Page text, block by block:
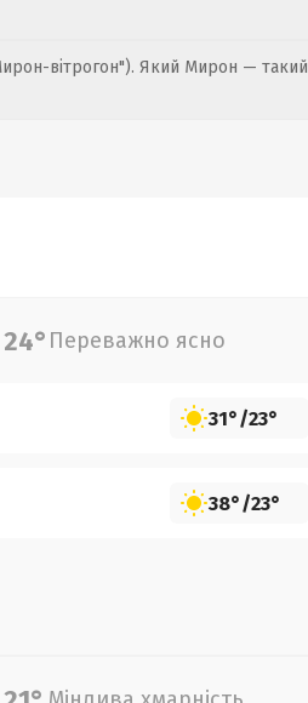
вітрогон"). Який Мирон — такий
24° Переважно ясно
31°/23°
38°/23°